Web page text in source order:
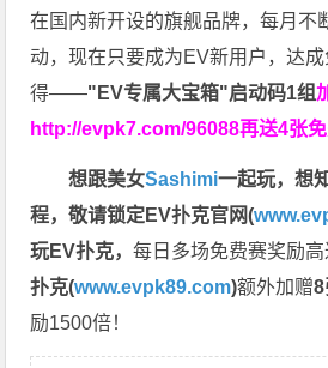
在国内新开设的旗舰品牌，每月不
动，现在只要成为EV新用户，达
得——"EV专属大宝箱"启动码1组
http://evpk7.com/96088再送4张免
想跟美女Sashimi一起玩，想
程，敬请锁定EV扑克官网(
玩EV扑克，每日多场免费赛奖励
扑克(www.evpk89.com)额外加赠
励1500倍！